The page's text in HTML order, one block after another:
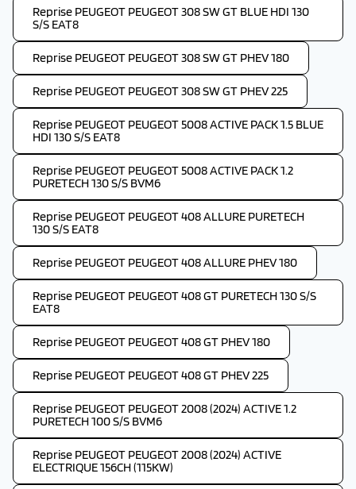
Reprise PEUGEOT PEUGEOT 308 SW GT BLUE HDI 130
S/S EAT8
Reprise PEUGEOT PEUGEOT 308 SW GT PHEV 180
Reprise PEUGEOT PEUGEOT 308 SW GT PHEV 225
Reprise PEUGEOT PEUGEOT 5008 ACTIVE PACK 1.5 BLUE
HDI 130 S/S EAT8
Reprise PEUGEOT PEUGEOT 5008 ACTIVE PACK 1.2
PURETECH 130 S/S BVM6
Reprise PEUGEOT PEUGEOT 408 ALLURE PURETECH
130 S/S EAT8
Reprise PEUGEOT PEUGEOT 408 ALLURE PHEV 180
Reprise PEUGEOT PEUGEOT 408 GT PURETECH 130 S/S
EAT8
Reprise PEUGEOT PEUGEOT 408 GT PHEV 180
Reprise PEUGEOT PEUGEOT 408 GT PHEV 225
Reprise PEUGEOT PEUGEOT 2008 (2024) ACTIVE 1.2
PURETECH 100 S/S BVM6
Reprise PEUGEOT PEUGEOT 2008 (2024) ACTIVE
ELECTRIQUE 156CH (115KW)